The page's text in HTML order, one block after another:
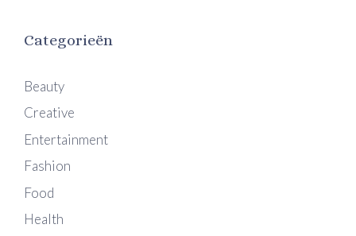
Categorieën
Beauty
Creative
Entertainment
Fashion
Food
Health